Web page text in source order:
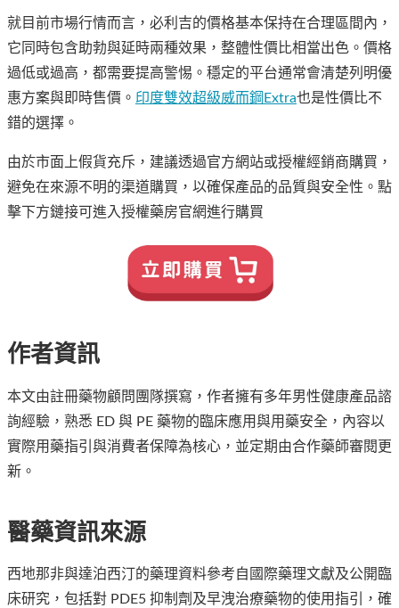
就目前市場行情而言，必利吉的價格基本保持在合理區間內，
它同時包含助勃與延時兩種效果，整體性價比相當出色。價格
過低或過高，都需要提高警惕。穩定的平台通常會清楚列明優
惠方案與即時售價。 印度雙效超級威而鋼Extra也是性價比不
錯的選擇。
由於市面上假貨充斥，建議透過官方網站或授權經銷商購買，
避免在來源不明的渠道購買，以確保產品的品質與安全性。點
擊下方鏈接可進入授權藥房官網進行購買
作者資訊
本文由註冊藥物顧問團隊撰寫，作者擁有多年男性健康產品諮
詢經驗，熟悉 ED 與 PE 藥物的臨床應用與用藥安全，內容以
實際用藥指引與消費者保障為核心，並定期由合作藥師審閱更
新。
醫藥資訊來源
西地那非與達泊西汀的藥理資料參考自國際藥理文獻及公開臨
床研究，包括對 PDE5 抑制劑及早洩治療藥物的使用指引，確